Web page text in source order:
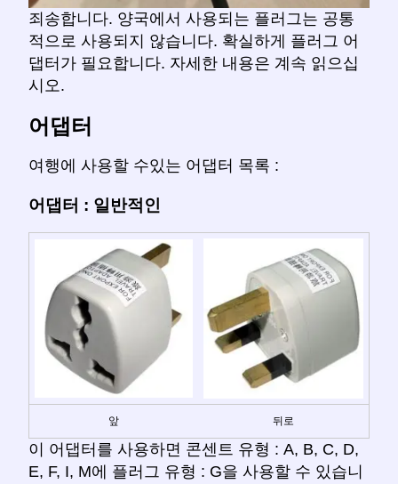
죄송합니다. 양국에서 사용되는 플러그는 공통
적으로 사용되지 않습니다. 확실하게 플러그 어
댑터가 필요합니다. 자세한 내용은 계속 읽으십
시오.
어댑터
여행에 사용할 수있는 어댑터 목록 :
어댑터 : 일반적인
앞 뒤로
이 어댑터를 사용하면 콘센트 유형 : A, B, C, D,
E, F, I, M에 플러그 유형 : G을 사용할 수 있습니